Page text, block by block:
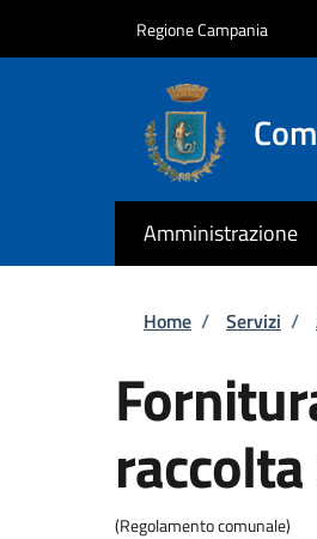
Regione Campania
Amministrazione
Briciole
Home / Servizi /
(Regolamento comunale)